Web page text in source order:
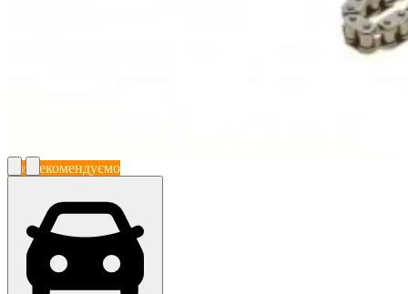
Ми рекомендуємо